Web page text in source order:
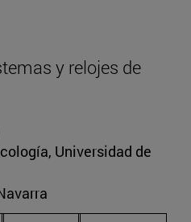
y relojes de
Universidad de